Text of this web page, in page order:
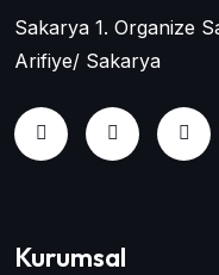
Sakarya 1. Organize
Arifiye/ Sakarya
Kurumsal